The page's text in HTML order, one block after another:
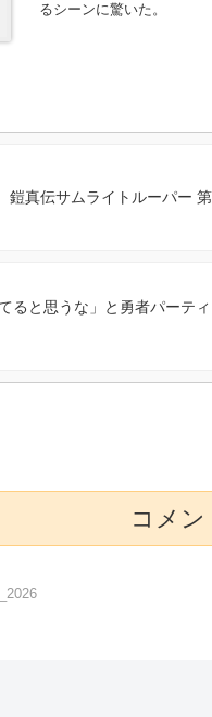
るシーンに驚いた。
鎧真伝サムライトルーパー
ると思うな」と勇者パーテ
コメ